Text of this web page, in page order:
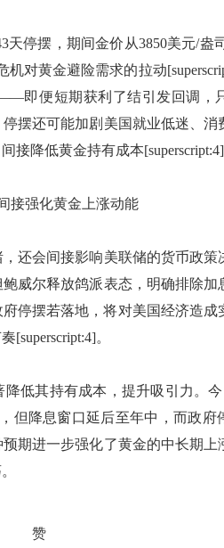
停摆，期间金价从3850美元/盎
对黄金避险需求的拉动
即便短期获利了结引发回调，
摆还可能加剧美国就业低迷、消
降低黄金持有成本[superscript:4]
强化黄金上涨动能
会间接影响美联储的货币政策
威尔释放鸽派表态，明确排除加
停摆若落地，将对美国经济造成
。
其持有成本，提升吸引力。今
但降息窗口延后至年中，而政府
期进一步强化了黄金的中长期上
赞